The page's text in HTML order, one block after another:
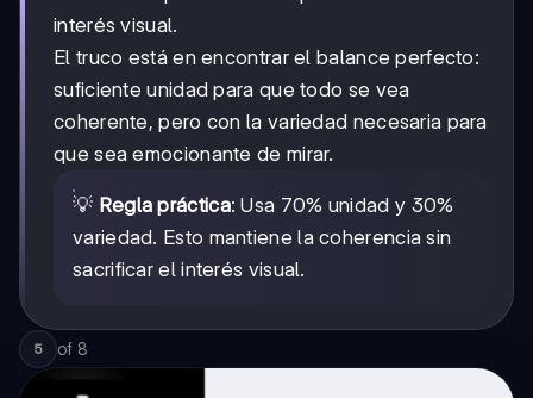
interés visual.
El truco está en encontrar el balance perfecto:
suficiente unidad para que todo se vea
coherente, pero con la variedad necesaria para
que sea emocionante de mirar.
💡 Regla práctica: Usa 70% unidad y 30%
variedad. Esto mantiene la coherencia sin
sacrificar el interés visual.
5 of 8